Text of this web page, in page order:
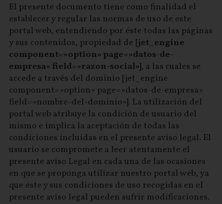
El presente documento tiene como finalidad el
establecer y regular las normas de uso de este
portal web, entendiendo por éste todas las páginas
y sus contenidos, propiedad de [jet_engine
component=»option» page=»datos-de-
empresa» field=»razon-social»], a las cuales se
accede a través del dominio [jet_engine
component=»option» page=»datos-de-empresa»
field=»nombre-del-dominio»]. La utilización del
portal web atribuye la condición de usuario del
mismo e implica la aceptación de todas las
condiciones incluidas en el presente aviso legal. El
usuario se compromete a leer atentamente el
presente aviso Legal en cada una de las ocasiones
en que se proponga utilizar nuestro portal web, ya
que éste y sus condiciones de uso recogidas en el
presente aviso legal pueden sufrir modificaciones.